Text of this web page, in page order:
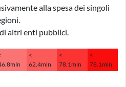
alla spesa dei singoli
altri enti pubblici.
<
62.4mln
<
78.1mln
<
78.1mln